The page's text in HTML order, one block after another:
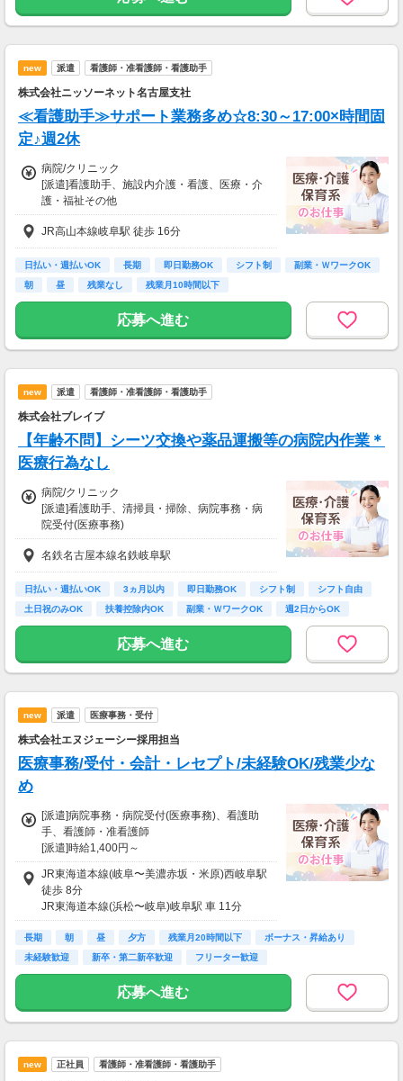
new 派遣 看護師・准看護師・看護助手
株式会社ニッソーネット名古屋支社
≪看護助手≫サポート業務多め☆8:30～17:00×時間固
定♪週2休
病院/クリニック
[派遣]看護助手、施設内介護・看護、医療・介
護・福祉その他
[派遣]時給1,400円～1,875円
初任者以上：1500円～1875円
無資格の方：1400円～1750円
※給与は経験等により考慮します。
月給：247,500円（時給1500円×7.5h×22日稼働
JR高山本線岐阜駅 徒歩 16分
日払い・週払いOK 長期 即日勤務OK シフト制
副業・ＷワークOK
朝
昼 残業なし 残業月10時間以下
応募へ進む
new 派遣 看護師・准看護師・看護助手
株式会社ブレイブ
【年齢不問】シーツ交換や薬品運搬等の病院内作業＊
医療行為なし
病院/クリニック
[派遣]看護助手、清掃員・掃除、病院事務・病
院受付(医療事務)
[派遣]時給1,230円～
・時間外手当あり
・扶養控除内OK
【日払いOK】
⇒最短1時間後に給与振り込みOK！
※勤務当日も申請可能
【育休も取得可能です】
※条件あり
一部支給
※規定内支給
※ガソリン代は20円/kmの支給
名鉄名古屋本線名鉄岐阜駅
日払い・週払いOK 3ヵ月以内 即日勤務OK シフト制
シフト自由
土日祝のみOK
扶養控除内OK 副業・ＷワークOK 週2日からOK
応募へ進む
new 派遣 医療事務・受付
株式会社エヌジェーシー採用担当
医療事務/受付・会計・レセプト/未経験OK/残業少な
め
[派遣]病院事務・病院受付(医療事務)、看護助
手、看護師・准看護師
[派遣]時給1,400円～
試用期間の有無: あり
試用期間の期間: 2か月
試用期間中の給与: 本採用時と同じ
一部支給
駐車場完備
JR東海道本線(岐阜〜美濃赤坂・米原)西岐阜駅
徒歩 8分
JR東海道本線(浜松〜岐阜)岐阜駅 車 11分
JR東海道本線(岐阜〜美濃赤坂・米原)穂積駅 車
10分
長期 朝 昼 夕方 残業月20時間以下
ボーナス・昇給あり
未経験歓迎
新卒・第二新卒歓迎 フリーター歓迎
応募へ進む
new 正社員 看護師・准看護師・看護助手